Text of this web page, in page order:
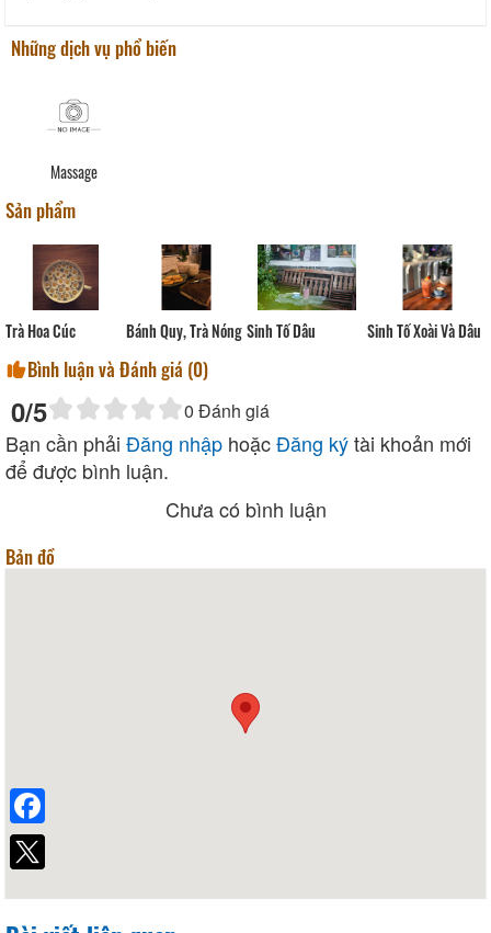
Những dịch vụ phổ biến
Massage
Sản phẩm
Trà Hoa Cúc Bánh Quy, Trà NóngSinh Tố Dâu Sinh Tố Xoài Và Dâu
Bình luận và Đánh giá (0)
0/5 0 Đánh giá
Bạn cần phải Đăng nhập hoặcĐăng kýtài khoản mới
để được bình luận.
Chưa có bình luận
Bản đồ
Facebook